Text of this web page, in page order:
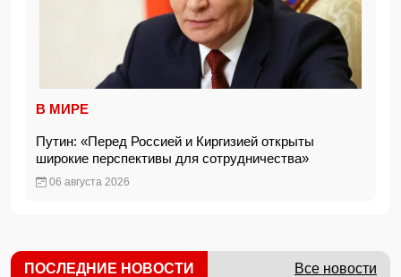
В МИРЕ
Путин: «Перед Россией и Киргизией открыты
широкие перспективы для сотрудничества»
06 августа 2026
ПОСЛЕДНИЕ НОВОСТИ Все новости